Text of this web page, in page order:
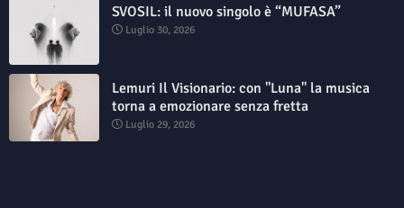
SVOSIL: il nuovo singolo è “MUFASA”
Luglio 30, 2026
Lemuri Il Visionario: con "Luna" la musica
torna a emozionare senza fretta
Luglio 29, 2026